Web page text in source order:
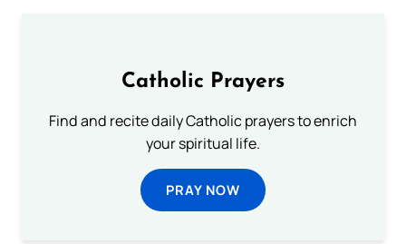
Catholic Prayers
Find and recite daily Catholic prayers to enrich
your spiritual life.
PRAY NOW